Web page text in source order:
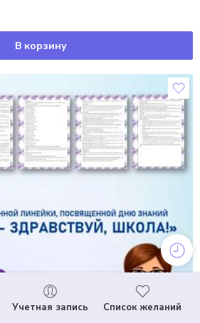
В корзину
Учетная запись Список желаний